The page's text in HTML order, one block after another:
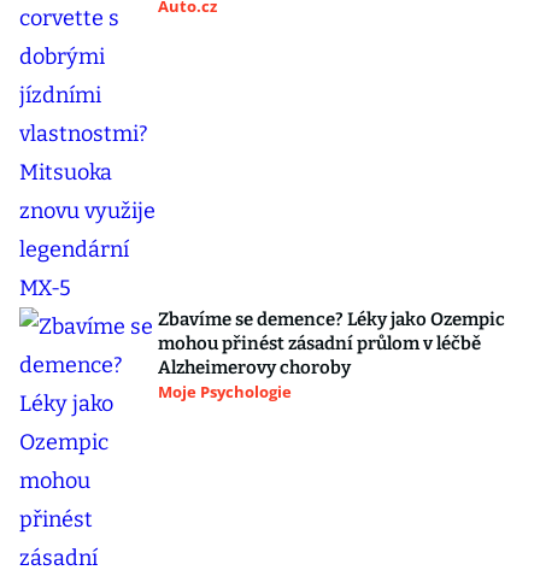
Auto.cz
Zbavíme se demence? Léky jako Ozempic
mohou přinést zásadní průlom v léčbě
Alzheimerovy choroby
Moje Psychologie